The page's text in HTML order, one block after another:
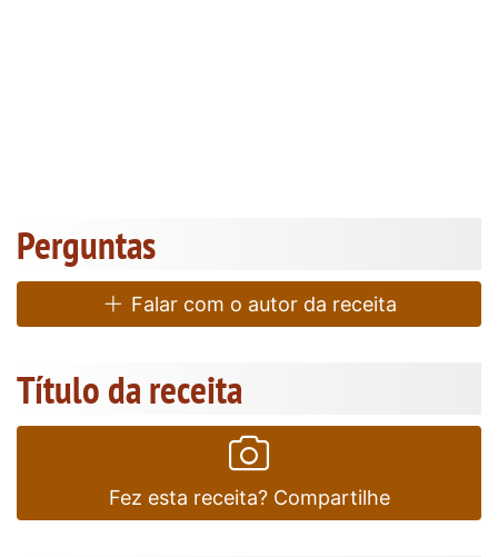
Perguntas
Falar com o autor da receita
Título da receita
Fez esta receita? Compartilhe